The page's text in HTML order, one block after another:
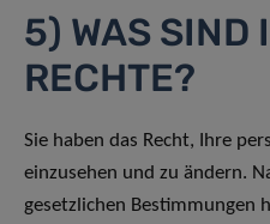
5) WAS SIND
RECHTE?
Sie haben das Recht, Ihre
einzusehen und zu ändern.
gesetzlichen Bestimmungen